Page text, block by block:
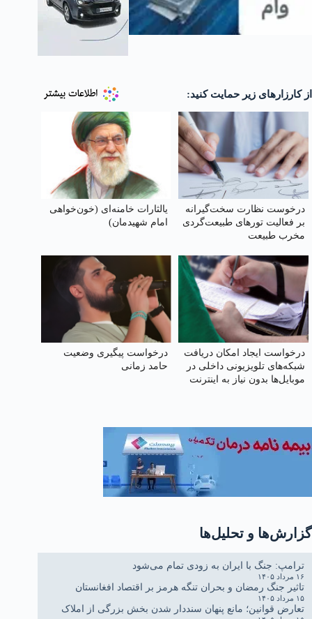
از کارزارهای زیر حمایت کنید:
درخوست نظارت سخت‌گیرانه
بر فعالیت تورهای طبیعت‌گردی
مخرب طبیعت
یالثارات خامنه‌ای (خون‌خواهی
امام شهیدمان)
درخواست ایجاد امکان دریافت
شبکه‌های تلویزیونی داخلی در
موبایل‌ها بدون نیاز به اینترنت
درخواست پیگیری وضعیت
حامد زمانی
گزارش‌ها و تحلیل‌ها
ترامپ: جنگ با ایران به زودی تمام می‌شود
۱۶ مرداد ۱۴۰۵
تاثیر جنگ رمضان و بحران تنگه هرمز بر اقتصاد افغانستان
۱۵ مرداد ۱۴۰۵
تعارض قوانین؛ مانع پنهان سنددار شدن بخش بزرگی از املاک